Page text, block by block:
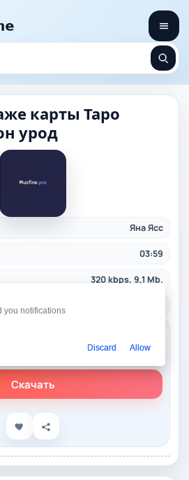
карты Таро
урод
Яна Ясс
03:59
320 kbps, 9,1 Mb.
Скачать
you notifications
Discard Allow